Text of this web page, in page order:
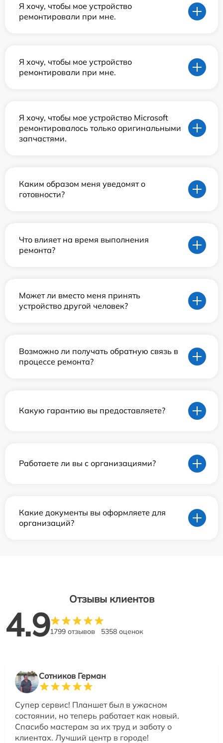
Я хочу, чтобы мое устройство
ремонтировали при мне.
Я хочу, чтобы мое устройство
ремонтировали при мне.
Я хочу, чтобы мое устройство Microsoft
ремонтировалось только оригинальными
запчастями.
Каким образом меня уведомят о
готовности?
Что влияет на время выполнения
ремонта?
Может ли вместо меня принять
устройство другой человек?
Возможно ли получать обратную связь в
процессе ремонта?
Какую гарантию вы предоставляете?
Работаете ли вы с организациями?
Какие документы вы оформляете для
организаций?
Отзывы клиентов
4.91799 отзывов 5358 оценок
Сотников Герман
Супер сервис! Планшет был в ужасном
состоянии, но теперь работает как новый.
Спасибо мастерам за их труд и заботу о
клиентах. Лучший центр в городе!